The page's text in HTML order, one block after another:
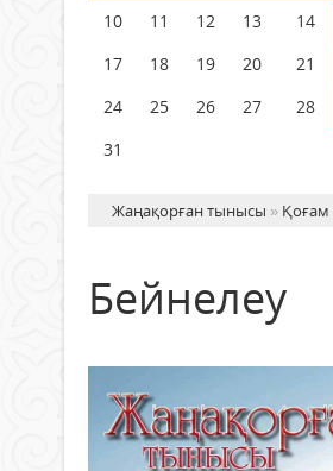
10
11 12 13 14
17
18 19 20 21
24
25 26 27 28
31
Жаңақорған тынысы » Қоғам
Бейнелеу